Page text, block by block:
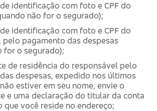
identificação com foto e CPF do
não for o segurado);
identificação com foto e CPF do
pelo pagamento das despesas
for o segurado);
de residência do responsável pelo
despesas, expedido nos últimos
estiver em seu nome, envie o
e uma declaração do titular da conta
que você reside no endereço;